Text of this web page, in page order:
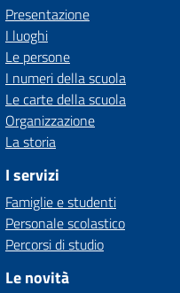
Presentazione
I luoghi
Le persone
I numeri della scuola
Le carte della scuola
Organizzazione
La storia
I servizi
Famiglie e studenti
Personale scolastico
Percorsi di studio
Le novità